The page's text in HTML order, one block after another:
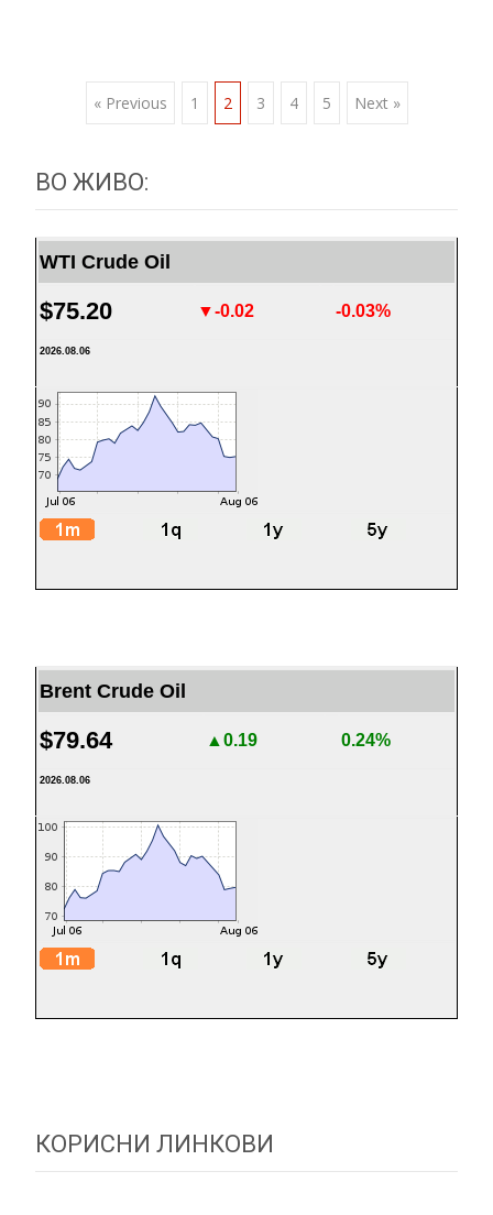
« Previous 1 2 3 4 5 Next »
ВО ЖИВО:
WTI Crude Oil
$75.20 ▼-0.02 -0.03%
2026.08.06
Brent Crude Oil
$79.64 ▲0.19 0.24%
2026.08.06
КОРИСНИ ЛИНКОВИ